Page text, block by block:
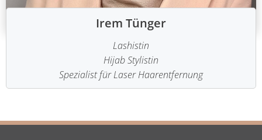
Irem Tünger
Lashistin
Hijab Stylistin
Spezialist für Laser Haarentfernung